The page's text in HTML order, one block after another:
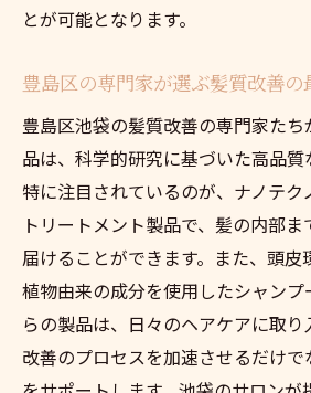
とが可能となります。
豊島区の専門家が選ぶ髪質改善の
豊島区池袋の髪質改善の専門家た
品は、科学的研究に基づいた高品質
特に注目されているのが、ナノテク
トリートメント製品で、髪の内部
届けることができます。また、頭皮
植物由来の成分を使用したシャン
らの製品は、日々のヘアケアに取
改善のプロセスを加速させるだけ